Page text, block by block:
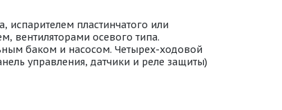
испарителем пластинчатого или
вентиляторами осевого типа.
баком и насосом. Четырех-ходовой
управления, датчики и реле защиты)